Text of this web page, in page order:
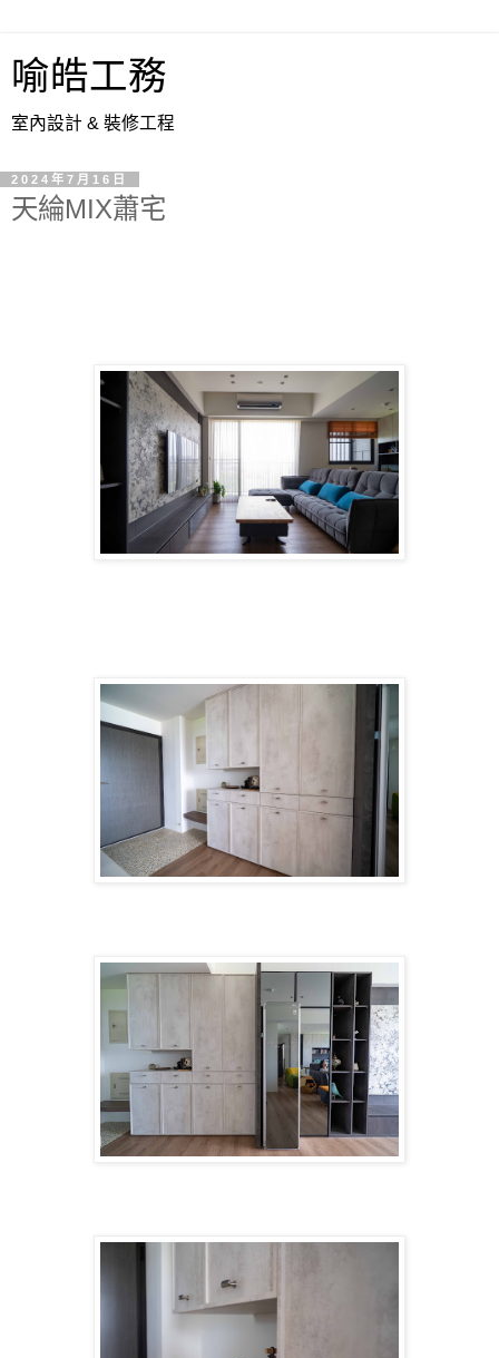
喻皓工務
室內設計 & 裝修工程
2024年7月16日
天綸MIX蕭宅